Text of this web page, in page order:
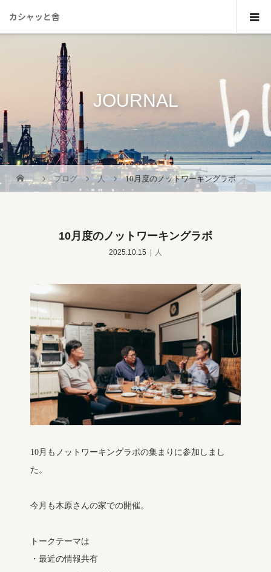
カシャッと舎
JOURNAL
_
ブログ 人 10月度のノットワーキングラボ
10月度のノットワーキングラボ
2025.10.15 人
10月もノットワーキングラボの集まりに参加しまし
た。
今月も木原さんの家での開催。
トークテーマは
・最近の情報共有